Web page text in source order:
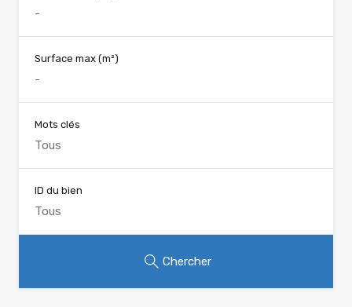
Surface max (m²)
Mots clés
ID du bien
Chercher